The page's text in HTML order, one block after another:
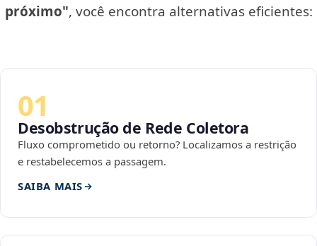
próximo", você encontra alternativas eficientes:
01
Desobstrução de Rede Coletora
Fluxo comprometido ou retorno? Localizamos a restrição
e restabelecemos a passagem.
SAIBA MAIS